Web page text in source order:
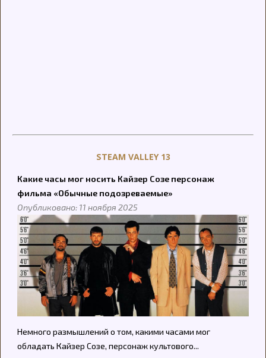
STEAM VALLEY 13
Какие часы мог носить Кайзер Созе персонаж
фильма «Обычные подозреваемые»
Опубликовано: 11 ноября 2025
Немного размышлений о том, какими часами мог
обладать Кайзер Созе, персонаж культового...